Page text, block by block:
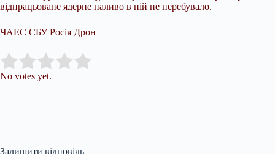
відпрацьоване ядерне паливо в ній не перебувало.
ЧАЕС СБУ Росія Дрон
Rate this item:
No votes yet.
Залишити відповідь